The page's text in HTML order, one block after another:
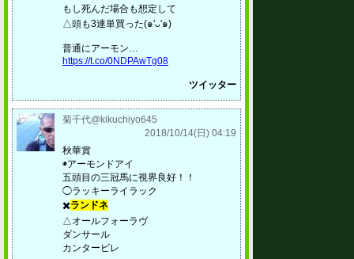
もし死んだ場合も想定して
△頭も3連単買った(๑'ᴗ'๑)
普通にアーモン…
https://t.co/0NDPAwTg08
ツイッター
菊千代@kikuchiyo645
2018/10/14(日) 04:19
秋華賞
◉アーモンドアイ
五頭目の三冠馬に視界良好！！
◯ラッキーライラック
✖️ランドネ
△オールフォーラヴ
ダンサール
カンタービレ